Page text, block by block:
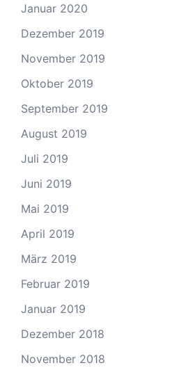
Januar 2020
Dezember 2019
November 2019
Oktober 2019
September 2019
August 2019
Juli 2019
Juni 2019
Mai 2019
April 2019
März 2019
Februar 2019
Januar 2019
Dezember 2018
November 2018